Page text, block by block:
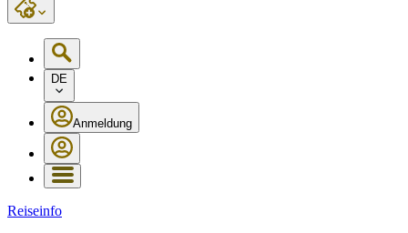
DE
Anmeldung
Reiseinfo